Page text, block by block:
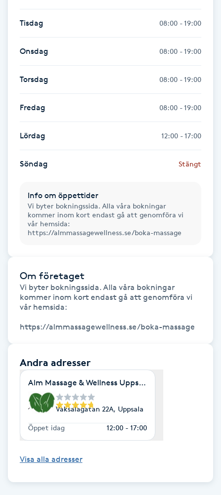
Hollywood Peel
Hot Stone Massage
Hot yoga
Hudföryngring
Hyperhidros
Hypnos
Hårborttagning
Hårbottenbehandling
Hårförlängning
Hårvård
Hälsa
Hälsprickor
Idrottsmassage
Tisdag 08:00 - 19:00
Onsdag 08:00 - 19:00
Torsdag 08:00 - 19:00
Fredag 08:00 - 19:00
Lördag 12:00 - 17:00
Söndag Stängt
Info om öppettider
Vi byter bokningssida. Alla våra bokningar
kommer inom kort endast gå att genomföra vi
vår hemsida:
https://almmassagewellness.se/boka-massage
Om företaget
Vi byter bokningssida. Alla våra bokningar
kommer inom kort endast gå att genomföra vi
vår hemsida:
https://almmassagewellness.se/boka-massage
Andra adresser
Alm Massage & Wellness Uppsala
Vaksalagatan 22A, Uppsala
Öppet idag 12:00 - 17:00
Visa alla adresser